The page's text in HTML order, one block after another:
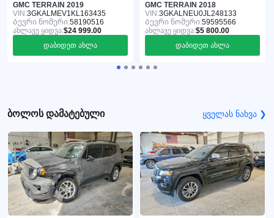
GMC TERRAIN 2019
VIN:3GKALMEV1KL163435
Ბევრი ნომერი:58190516
ახლავე ყიდვა:$24 999.00
დაბიდეთ ახლა
GMC TERRAIN 2018
VIN:3GKALNEU0JL248133
Ბევრი ნომერი:59595566
ახლავე ყიდვა:$5 800.00
დაბიდეთ ახლა
ბოლოს დამატებული ყველას ნახვა ❯